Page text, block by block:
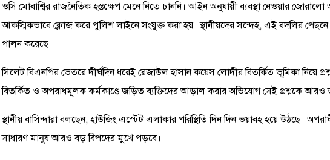
ওসি মোবাশ্বির রাজনৈতিক হস্তক্ষেপ মেনে নিতে চাননি। আইন অনুযায়ী ব্যবস্থা নেওয়ার
আকস্মিকভাবে ক্লোজ করে পুলিশ লাইনে সংযুক্ত করা হয়। স্থানীয়দের সন্দেহ, এই বদলির
পালন করেছে।
সিলেট বিএনপির ভেতরে দীর্ঘদিন ধরেই রেজাউল হাসান কয়েস লোদীর বিতর্কিত ভূমিকা নিয়ে
বিতর্কিত ও অপরাধমূলক কর্মকাণ্ডে জড়িত ব্যক্তিদের আড়াল করার অভিযোগ সেই প্রশ্নকে আরও
স্থানীয় বাসিন্দারা বলছেন, হাউজিং এস্টেট এলাকার পরিস্থিতি দিন দিন ভয়াবহ হয়ে উঠছে।
সাধারণ মানুষ আরও বড় বিপদের মুখে পড়বে।